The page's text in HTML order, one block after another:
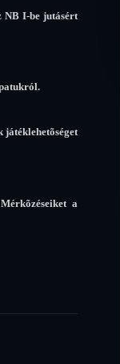
NB I-be jutásért
játéklehetõséget
a